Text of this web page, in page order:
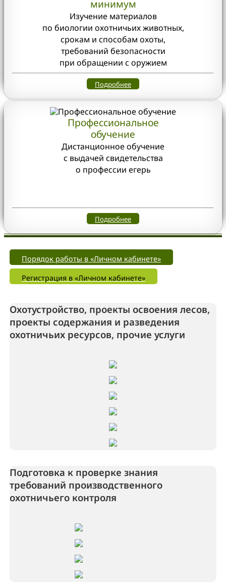
минимум
Изучение материалов
по биологии охотничьих животных,
срокам и способам охоты,
требований безопасности
при обращении с оружием
Подробнее
Профессиональное
обучение
Дистанционное обучение
с выдачей свидетельства
о профессии егерь
Подробнее
Порядок работы в «Личном кабинете»
Регистрация в «Личном кабинете»
Охотустройство, проекты освоения лесов,
проекты содержания и разведения
охотничьих ресурсов, прочие услуги
Подготовка к проверке знания
требований производственного
охотничьего контроля